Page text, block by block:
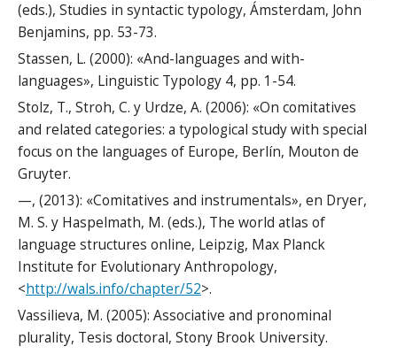
(eds.), Studies in syntactic typology, Ámsterdam, John
Benjamins, pp. 53-73.
Stassen, L. (2000): «And-languages and with-
languages», Linguistic Typology 4, pp. 1-54.
Stolz, T., Stroh, C. y Urdze, A. (2006): «On comitatives
and related categories: a typological study with special
focus on the languages of Europe, Berlín, Mouton de
Gruyter.
—, (2013): «Comitatives and instrumentals», en Dryer,
M. S. y Haspelmath, M. (eds.), The world atlas of
language structures online, Leipzig, Max Planck
Institute for Evolutionary Anthropology,
<http://wals.info/chapter/52>.
Vassilieva, M. (2005): Associative and pronominal
plurality, Tesis doctoral, Stony Brook University.